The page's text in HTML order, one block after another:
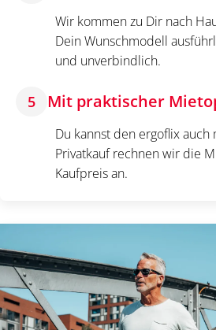
Wir kommen zu Dir nach
Dein Wunschmodell
und unverbindlich.
5 Mit praktischer
Du kannst den ergoflix
Privatkauf rechnen wir die
Kaufpreis an.